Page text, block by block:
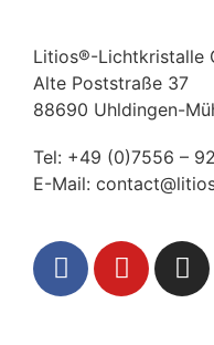
Litios®-Lichtkristalle
Alte Poststraße 37
88690 Uhldingen-
Tel: +49 (0)7556 –
E-Mail:
F
a
Y
o
I
n